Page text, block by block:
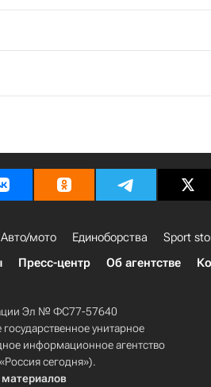
Авто/мото Единоборства Sport
Пресс-центр Об агентстве
Эл № ФС77-57640
унитарное
информационное агентство
сегодня»).